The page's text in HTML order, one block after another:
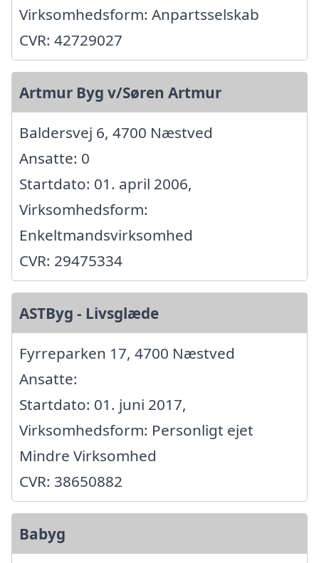
Virksomhedsform: Anpartsselskab
CVR: 42729027
Artmur Byg v/Søren Artmur
Baldersvej 6, 4700 Næstved
Ansatte: 0
Startdato: 01. april 2006,
Virksomhedsform:
Enkeltmandsvirksomhed
CVR: 29475334
ASTByg - Livsglæde
Fyrreparken 17, 4700 Næstved
Ansatte:
Startdato: 01. juni 2017,
Virksomhedsform: Personligt ejet
Mindre Virksomhed
CVR: 38650882
Babyg